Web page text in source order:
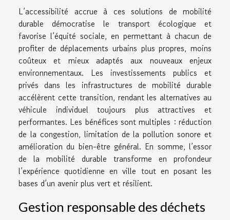
L’accessibilité accrue à ces solutions de mobilité
durable démocratise le transport écologique et
favorise l’équité sociale, en permettant à chacun de
profiter de déplacements urbains plus propres, moins
coûteux et mieux adaptés aux nouveaux enjeux
environnementaux. Les investissements publics et
privés dans les infrastructures de mobilité durable
accélèrent cette transition, rendant les alternatives au
véhicule individuel toujours plus attractives et
performantes. Les bénéfices sont multiples : réduction
de la congestion, limitation de la pollution sonore et
amélioration du bien-être général. En somme, l’essor
de la mobilité durable transforme en profondeur
l’expérience quotidienne en ville tout en posant les
bases d’un avenir plus vert et résilient.
Gestion responsable des déchets